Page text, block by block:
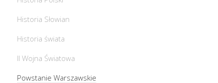
Historia Słowian
Historia świata
II Wojna Światowa
Powstanie Warszawskie